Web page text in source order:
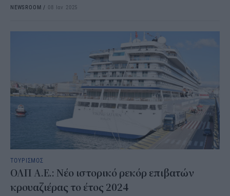
NEWSROOM / 08 Ιαν 2025
ΤΟΥΡΙΣΜΟΣ
ΟΛΠ Α.Ε.: Νέο ιστορικό ρεκόρ επιβατών
κρουαζιέρας το έτος 2024